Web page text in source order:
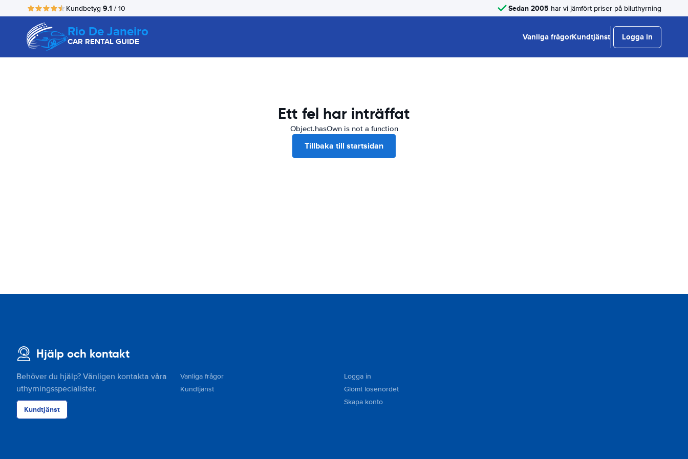
Kundbetyg 9.1 / 10 Sedan 2005 har vi jämfört priser på biluthyrning
Rio De Janeiro
CAR RENTAL GUIDE Vanliga frågorKundtjänst Logga in
Ett fel har inträffat
Object.hasOwn is not a function
Tillbaka till startsidan
Hjälp och kontakt
Behöver du hjälp? Vänligen kontakta våra
uthyrningsspecialister.
Kundtjänst
Vanliga frågor
Kundtjänst
Logga in
Glömt lösenordet
Skapa konto